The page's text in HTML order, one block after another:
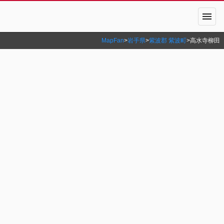
menu
MapFan>岩手県>紫波郡 紫波町>高水寺柳田